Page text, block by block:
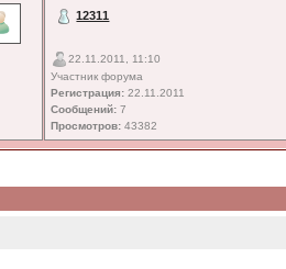
12311
22.11.2011, 11:10
Участник форума
Регистрация: 22.11.2011
Сообщений: 7
Просмотров: 43382